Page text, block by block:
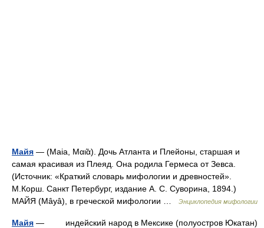
Майя — (Maia, Μαι̃α). Дочь Атланта и Плейоны, старшая и
самая красивая из Плеяд. Она родила Гермеса от Зевса.
(Источник: «Краткий словарь мифологии и древностей».
М.Корш. Санкт Петербург, издание А. С. Суворина, 1894.)
МАЙЯ (Мâyâ), в греческой мифологии …
Энциклопедия мифологии
Майя — индейский народ в Мексике (полуостров Юкатан)